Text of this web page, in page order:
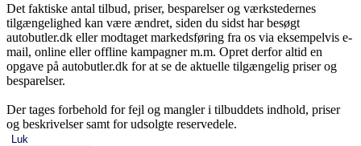
Det faktiske antal tilbud, priser, besparelser og værkstedernes
tilgængelighed kan være ændret, siden du sidst har besøgt
autobutler.dk eller modtaget markedsføring fra os via eksempelvis e-
mail, online eller offline kampagner m.m. Opret derfor altid en
opgave på autobutler.dk for at se de aktuelle tilgængelig priser og
besparelser.
Der tages forbehold for fejl og mangler i tilbuddets indhold, priser
og beskrivelser samt for udsolgte reservedele.
Luk